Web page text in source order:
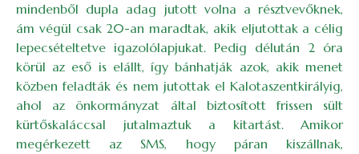
mindenből dupla adag jutott volna a résztvevőknek,
ám végül csak 20-an maradtak, akik eljutottak a célig
lepecsételtetve igazolólapjukat. Pedig délután 2 óra
körül az eső is elállt, így bánhatják azok, akik menet
közben feladták és nem jutottak el Kalotaszentkirályig,
ahol az önkormányzat által biztosított frissen sült
kürtőskaláccsal jutalmaztuk a kitartást. Amikor
megérkezett az SMS, hogy páran kiszállnak,